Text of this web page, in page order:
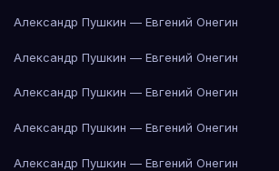
Александр Пушкин — Евгений Онегин
Александр Пушкин — Евгений Онегин
Александр Пушкин — Евгений Онегин
Александр Пушкин — Евгений Онегин
Александр Пушкин — Евгений Онегин